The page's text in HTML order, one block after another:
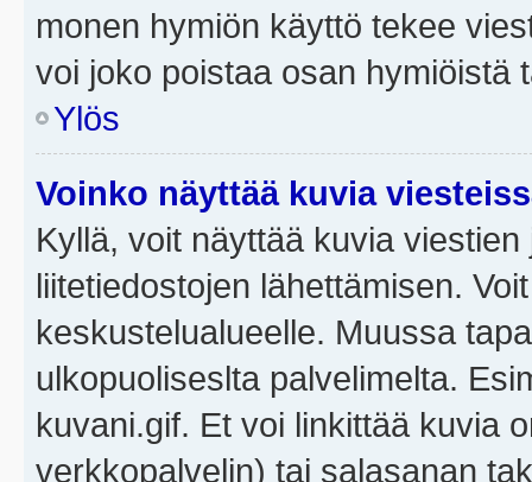
monen hymiön käyttö tekee
voi joko poistaa osan hymiöistä
Ylös
Voinko näyttää kuvia
Kyllä, voit näyttää kuvia
liitetiedostojen lähettämisen.
keskustelualueelle. Muussa
ulkopuoliseslta palvelimelta.
kuvani.gif. Et voi linkittää kuvia
verkkopalvelin) tai salasanan